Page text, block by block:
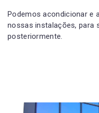
Podemos acondicionar e
nossas instalações, para
posteriormente.